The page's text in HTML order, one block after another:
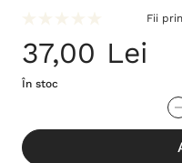
Fii
37,00 Lei
În stoc
te!
Stocul